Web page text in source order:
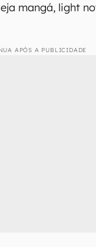
mangá, light
APÓS A PUBLICIDADE